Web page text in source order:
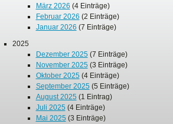
März 2026 (4 Einträge)
Februar 2026 (2 Einträge)
Januar 2026 (7 Einträge)
2025
Dezember 2025(7 Einträge)
November 2025(3 Einträge)
Oktober 2025(4 Einträge)
September 2025(5 Einträge)
August 2025(1 Eintrag)
Juli 2025 (4 Einträge)
Mai 2025 (3 Einträge)